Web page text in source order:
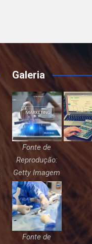
Galeria
Fonte de
Reprodução:
Getty Imagem
Fonte de